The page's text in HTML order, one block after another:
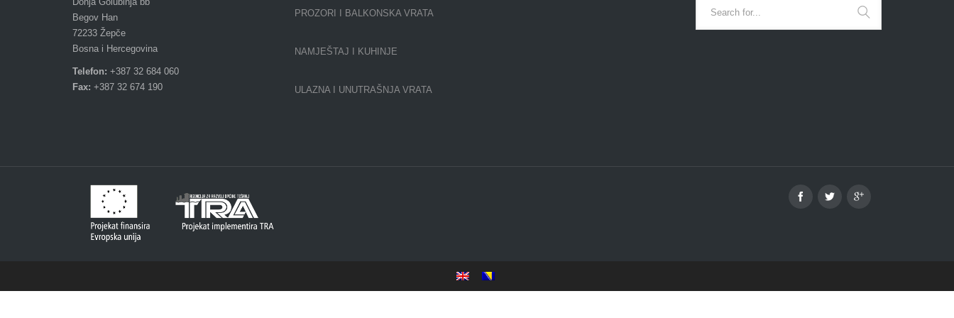
Begov Han
72233 Žepče
Bosna i Hercegovina
Telefon: +387 32 684 060
Fax: +387 32 674 190
PROZORI I BALKONSKA VRATA
NAMJEŠTAJ I KUHINJE
ULAZNA I UNUTRAŠNJA VRATA